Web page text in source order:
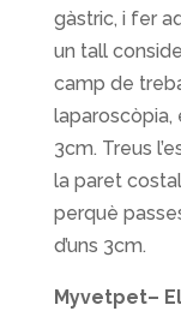
gàstric, i fer
un tall
camp de
laparoscòpia,
3cm. Treus
la paret
perquè
d’uns 3cm.
Myvetpet–